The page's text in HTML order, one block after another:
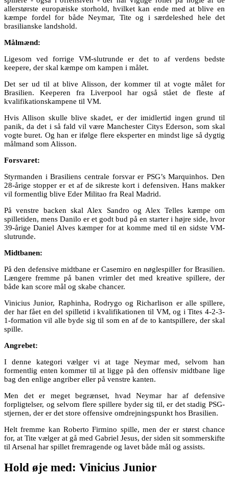
allerstørste europæiske storhold, hvilket kan ende med at blive en
kæmpe fordel for både Neymar, Tite og i særdeleshed hele det
brasilianske landshold.
Målmænd:
Ligesom ved forrige VM-slutrunde er det to af verdens bedste
keepere, der skal kæmpe om kampen i målet.
Det ser ud til at blive Alisson, der kommer til at vogte målet for
Brasilien. Keeperen fra Liverpool har også stået de fleste af
kvalifikationskampene til VM.
Hvis Allison skulle blive skadet, er der imidlertid ingen grund til
panik, da det i så fald vil være Manchester Citys Ederson, som skal
vogte buret. Og han er ifølge flere eksperter en mindst lige så dygtig
målmand som Alisson.
Forsvaret:
Styrmanden i Brasiliens centrale forsvar er PSG’s Marquinhos. Den
28-årige stopper er et af de sikreste kort i defensiven. Hans makker
vil formentlig blive Eder Militao fra Real Madrid.
På venstre backen skal Alex Sandro og Alex Telles kæmpe om
spilletiden, mens Danilo er et godt bud på en starter i højre side, hvor
39-årige Daniel Alves kæmper for at komme med til en sidste VM-
slutrunde.
Midtbanen:
På den defensive midtbane er Casemiro en nøglespiller for Brasilien.
Længere fremme på banen vrimler det med kreative spillere, der
både kan score mål og skabe chancer.
Vinicius Junior, Raphinha, Rodrygo og Richarlison er alle spillere,
der har fået en del spilletid i kvalifikationen til VM, og i Tites 4-2-3-
1-formation vil alle byde sig til som en af de to kantspillere, der skal
spille.
Angrebet:
I denne kategori vælger vi at tage Neymar med, selvom han
formentlig enten kommer til at ligge på den offensiv midtbane lige
bag den enlige angriber eller på venstre kanten.
Men det er meget begrænset, hvad Neymar har af defensive
forpligtelser, og selvom flere spillere byder sig til, er det stadig PSG-
stjernen, der er det store offensive omdrejningspunkt hos Brasilien.
Helt fremme kan Roberto Firmino spille, men der er størst chance
for, at Tite vælger at gå med Gabriel Jesus, der siden sit sommerskifte
til Arsenal har spillet fremragende og lavet både mål og assists.
Hold øje med: Vinicius Junior